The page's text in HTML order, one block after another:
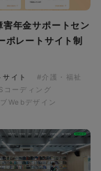
害年金サポートセン
ポレートサイト制
サイト
#介護・福祉
ーディング
Webデザイン